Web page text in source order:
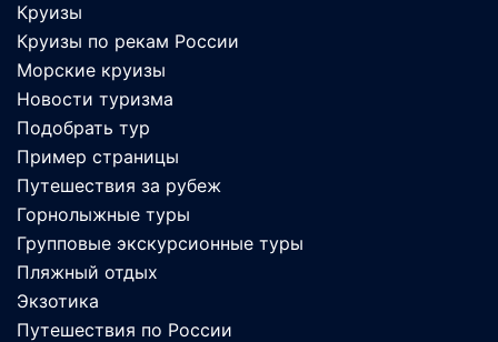
Круизы
Круизы по рекам России
Морские круизы
Новости туризма
Подобрать тур
Пример страницы
Путешествия за рубеж
Горнолыжные туры
Групповые экскурсионные туры
Пляжный отдых
Экзотика
Путешествия по России